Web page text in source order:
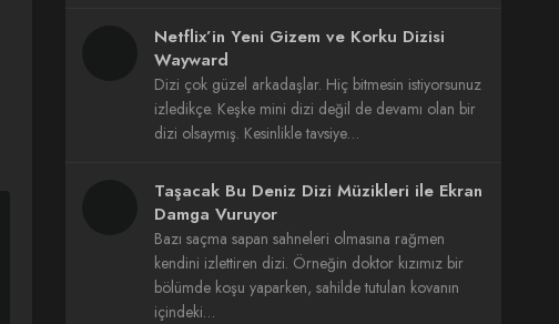
Netflix’in Yeni Gizem ve Korku Dizisi
Wayward
Dizi çok güzel arkadaşlar. Hiç bitmesin istiyorsunuz
izledikçe. Keşke mini dizi değil de devamı olan bir
dizi olsaymış. Kesinlikle tavsiye…
Taşacak Bu Deniz Dizi Müzikleri ile Ekran
Damga Vuruyor
Bazı saçma sapan sahneleri olmasına rağmen
kendini izlettiren dizi. Örneğin doktor kızımız bir
bölümde koşu yaparken, sahilde tutulan kovanın
içindeki…